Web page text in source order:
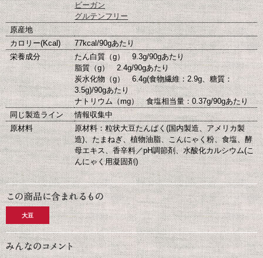
ビーガン
グルテンフリー
原産地
カロリー(Kcal)
77kcal/90gあたり
栄養成分
たん白質（g） 9.3g/90gあたり
脂質（g） 2.4g/90gあたり
炭水化物（g） 6.4g(食物繊維：2.9g、糖質：
3.5g)/90gあたり
ナトリウム（mg） 食塩相当量：0.37g/90gあたり
同じ製造ライン
情報収集中
原材料
原材料：粒状大豆たんぱく(国内製造、アメリカ製
造)、たまねぎ、植物油脂、こんにゃく粉、食塩、酵
母エキス、香辛料／pH調節剤、水酸化カルシウム(こ
んにゃく用凝固剤)
大豆